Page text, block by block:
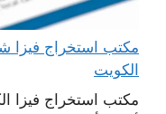
الكويت
مكتب استخراج فيزا